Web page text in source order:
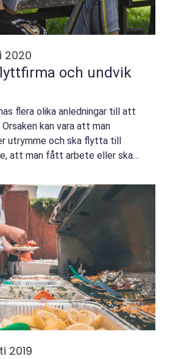
2020
och undvik
flera olika anledningar till att
kan vara att man
utrymme och ska flytta till
att man fått arbete eller ska
2019